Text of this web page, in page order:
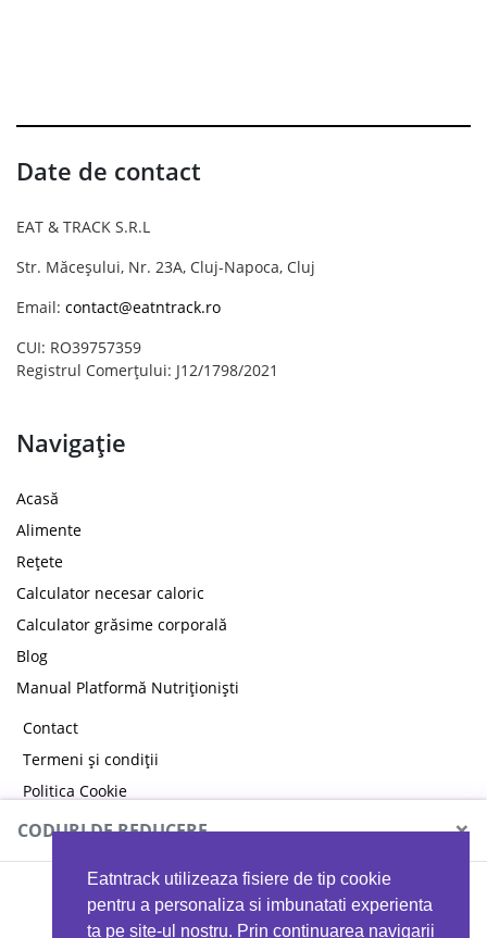
Eatntrack utilizeaza fisiere de tip cookie
pentru a personaliza si imbunatati experienta
ta pe site-ul nostru. Prin continuarea navigarii
Date de contact
EAT & TRACK S.R.L
Str. Măceșului, Nr. 23A, Cluj-Napoca, Cluj
Email: contact@eatntrack.ro
CUI: RO39757359
Registrul Comerțului: J12/1798/2021
Navigație
Acasă
Alimente
Rețete
Calculator necesar caloric
Calculator grăsime corporală
Blog
Manual Platformă Nutriționiști
Contact
Termeni și condiții
Politica Cookie
Politica de confidențialitate
CODURI DE REDUCERE ×
MYPROTEIN